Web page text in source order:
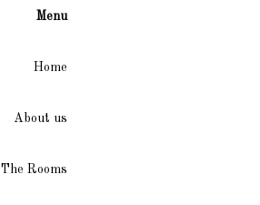
Menu
Home
About us
The Rooms